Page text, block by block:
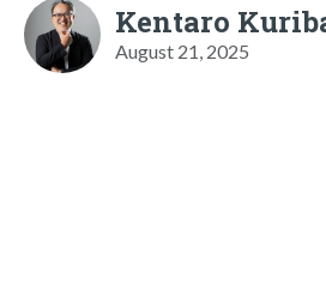
Kentaro
August 21, 2025